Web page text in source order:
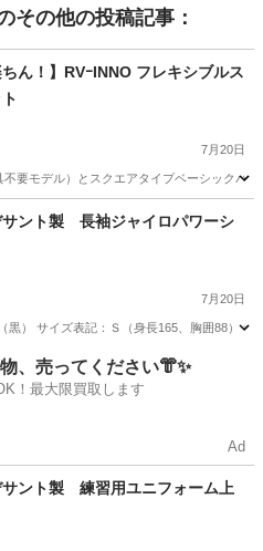
その他の投稿記事：
ちん！】RVｰINNO フレキシブルス
7月20日
要モデル）とスクエアタイプベーシックバ
ア、ラック INNO
サント製 長袖ジャイロパワーシ
7月20日
黒） サイズ表記：Ｓ（身長165、胸囲88）
デサント
、売ってください👘✨
！最大限買取します
Ad
サント製 練習用ユニフォーム上